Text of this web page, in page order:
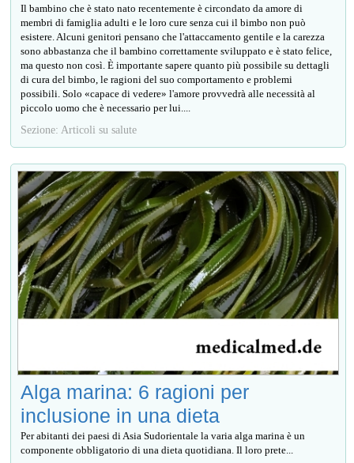
Il bambino che è stato nato recentemente è circondato da amore di
membri di famiglia adulti e le loro cure senza cui il bimbo non può
esistere. Alcuni genitori pensano che l'attaccamento gentile e la carezza
sono abbastanza che il bambino correttamente sviluppato e è stato felice,
ma questo non così. È importante sapere quanto più possibile su dettagli
di cura del bimbo, le ragioni del suo comportamento e problemi
possibili. Solo «capace di vedere» l'amore provvedrà alle necessità al
piccolo uomo che è necessario per lui....
Sezione: Articoli su salute
Alga marina: 6 ragioni per
inclusione in una dieta
Per abitanti dei paesi di Asia Sudorientale la varia alga marina è un
componente obbligatorio di una dieta quotidiana. Il loro prete...